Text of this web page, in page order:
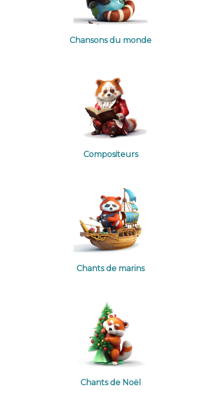
Chansons du monde
Compositeurs
Chants de marins
Chants de Noël